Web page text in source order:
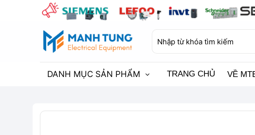
kiếm:
DANH MỤC SẢN PHẨM TRANG CHỦ VỀ